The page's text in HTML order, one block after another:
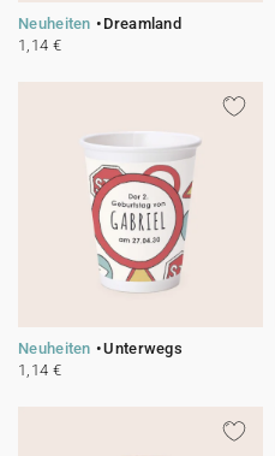
Neuheiten
Dreamland
1,14 €
Neuheiten
Unterwegs
1,14 €